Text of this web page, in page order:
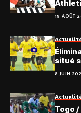
19 AOÛT
Actualité
situé
8 JUIN
Actualité
Togo /